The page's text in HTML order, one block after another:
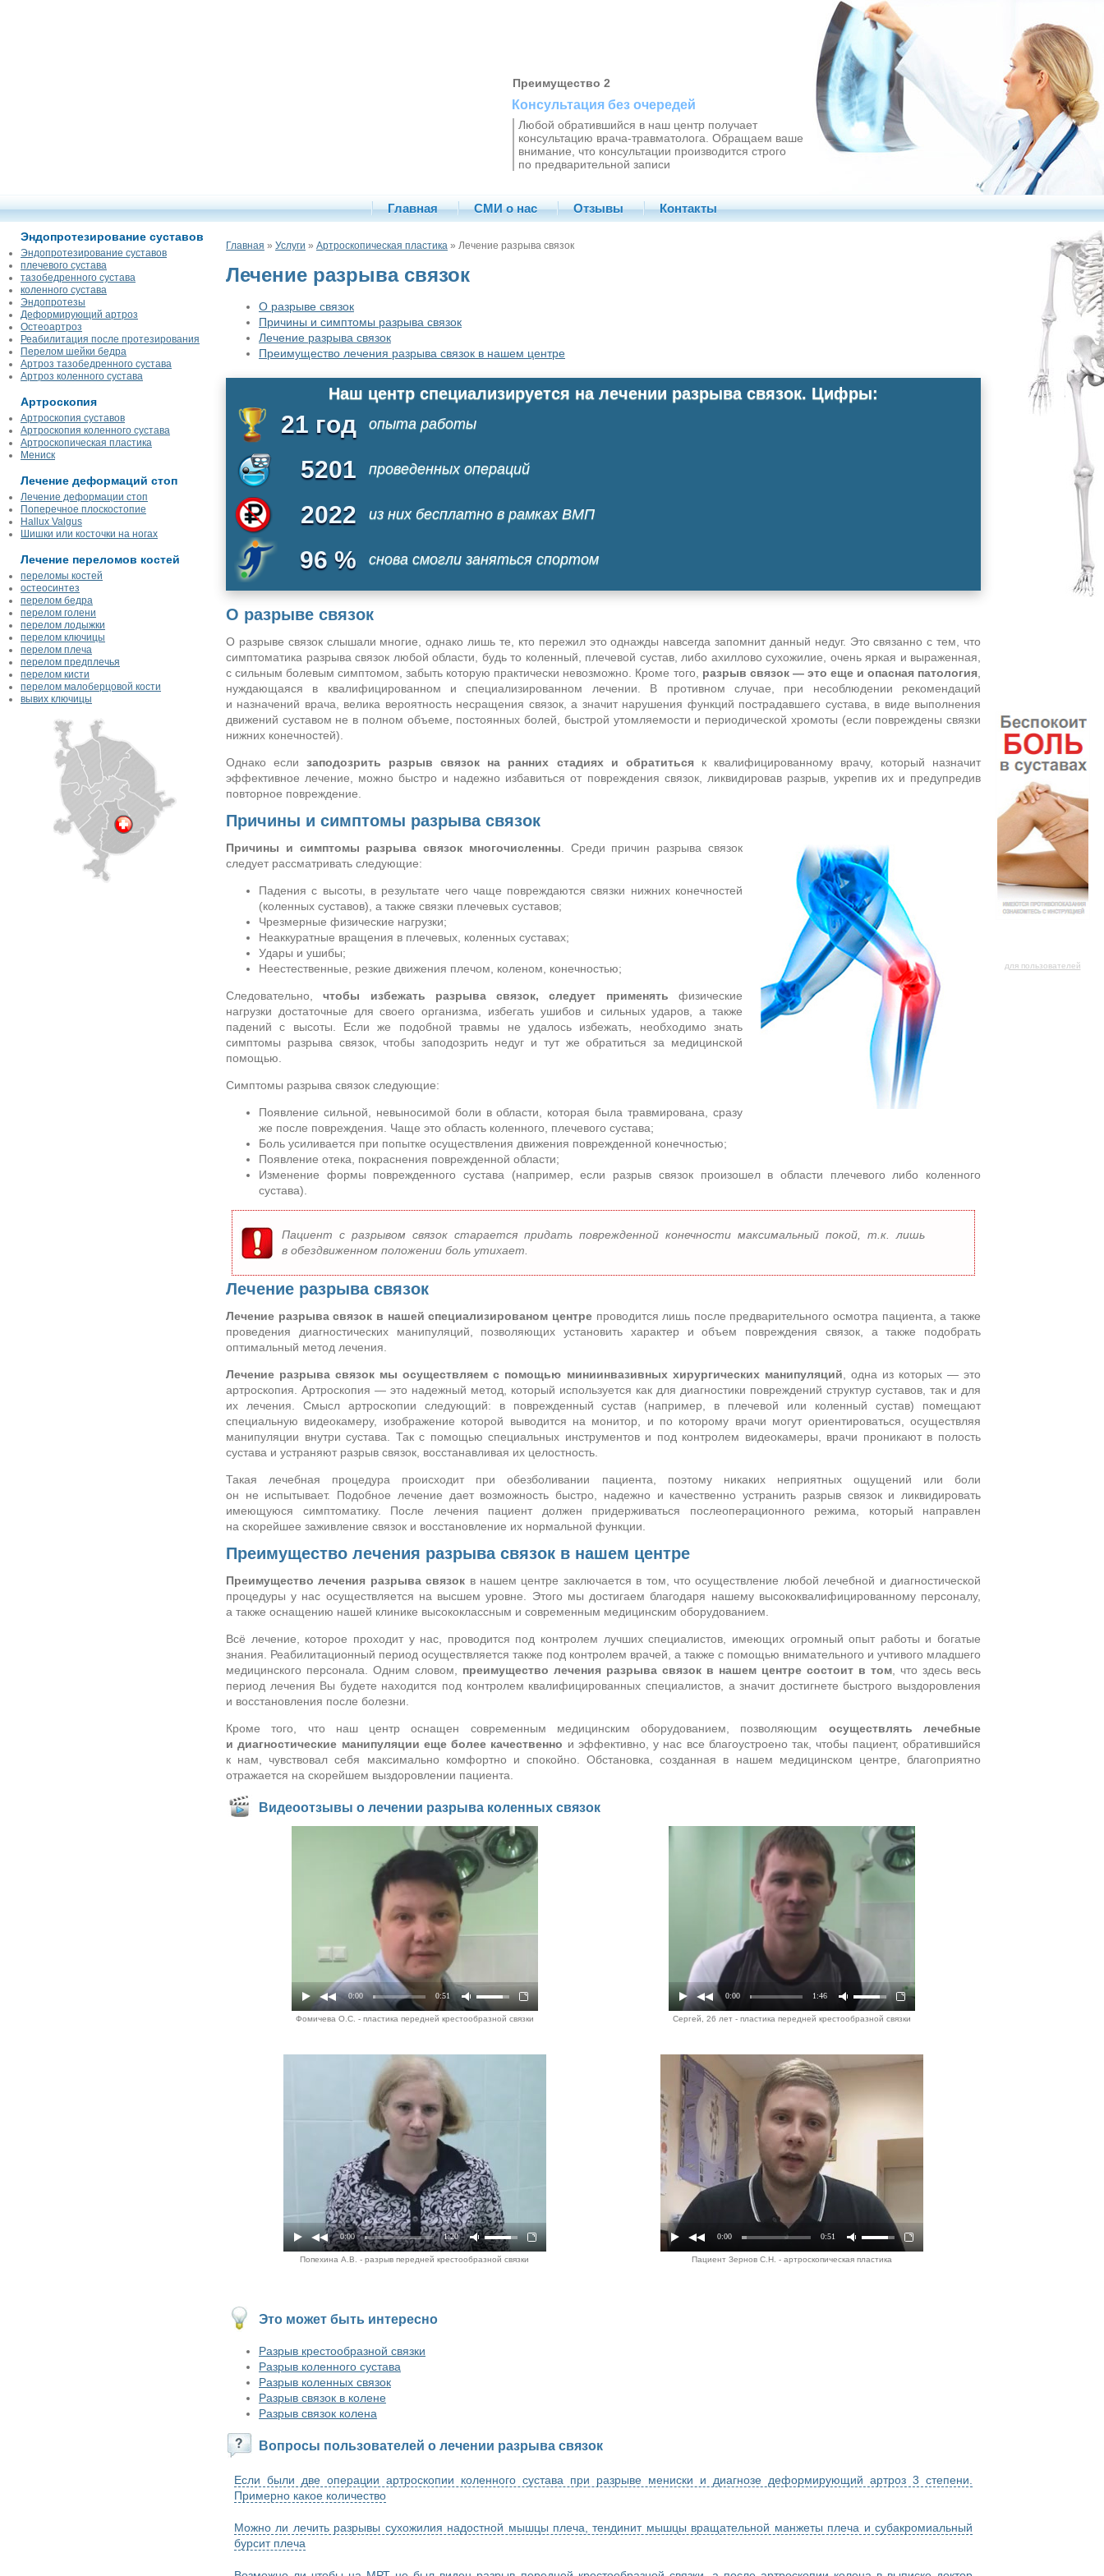
Преимущество 2
Консультация без очередей
Любой обратившийся в наш центр получает
консультацию врача-травматолога. Обращаем ваше
внимание, что консультации производится строго
по предварительной записи
Главная СМИ о нас Отзывы Контакты
Эндопротезирование суставов
Эндопротезирование суставов
плечевого сустава
тазобедренного сустава
коленного сустава
Эндопротезы
Деформирующий артроз
Остеоартроз
Реабилитация после протезирования
Перелом шейки бедра
Артроз тазобедренного сустава
Артроз коленного сустава
Артроскопия
Артроскопия суставов
Артроскопия коленного сустава
Артроскопическая пластика
Мениск
Лечение деформаций стоп
Лечение деформации стоп
Поперечное плоскостопие
Hallux Valgus
Шишки или косточки на ногах
Лечение переломов костей
переломы костей
остеосинтез
перелом бедра
перелом голени
перелом лодыжки
перелом ключицы
перелом плеча
перелом предплечья
перелом кисти
перелом малоберцовой кости
вывих ключицы
для пользователей
Главная » Услуги » Артроскопическая пластика » Лечение разрыва связок
Лечение разрыва связок
О разрыве связок
Причины и симптомы разрыва связок
Лечение разрыва связок
Преимущество лечения разрыва связок в нашем центре
Наш центр специализируется на лечении разрыва связок. Цифры:
21 год опыта работы
5201 проведенных операций
2022 из них бесплатно в рамках ВМП
96 % снова смогли заняться спортом
О разрыве связок
О разрыве связок слышали многие, однако лишь те, кто пережил это однажды навсегда запомнит данный недуг. Это связанно с тем, что
симптоматика разрыва связок любой области, будь то коленный, плечевой сустав, либо ахиллово сухожилие, очень яркая и выраженная,
с сильным болевым симптомом, забыть которую практически невозможно. Кроме того, разрыв связок — это еще и опасная патология
нуждающаяся в квалифицированном и специализированном лечении. В противном случае, при несоблюдении рекомендаций
и назначений врача, велика вероятность несращения связок, а значит нарушения функций пострадавшего сустава, в виде выполнения
движений суставом не в полном объеме, постоянных болей, быстрой утомляемости и периодической хромоты (если повреждены связки
нижних конечностей).
Однако еслизаподозрить разрыв связок на ранних стадиях и обратитьсяк квалифицированному врачу, который назначит
эффективное лечение, можно быстро и надежно избавиться от повреждения связок, ликвидировав разрыв, укрепив их и предупредив
повторное повреждение.
Причины и симптомы разрыва связок
Причины и симптомы разрыва связок многочисленны . Среди причин разрыва связок
следует рассматривать следующие:
Падения с высоты, в результате чего чаще повреждаются связки нижних конечностей
(коленных суставов), а также связки плечевых суставов;
Чрезмерные физические нагрузки;
Неаккуратные вращения в плечевых, коленных суставах;
Удары и ушибы;
Неестественные, резкие движения плечом, коленом, конечностью;
Следовательно,чтобы избежать разрыва связок, следует применять физические
нагрузки достаточные для своего организма, избегать ушибов и сильных ударов, а также
падений с высоты. Если же подобной травмы не удалось избежать, необходимо знать
симптомы разрыва связок, чтобы заподозрить недуг и тут же обратиться за медицинской
помощью.
Симптомы разрыва связок следующие:
Появление сильной, невыносимой боли в области, которая была травмирована, сразу
же после повреждения. Чаще это область коленного, плечевого сустава;
Боль усиливается при попытке осуществления движения поврежденной конечностью;
Появление отека, покраснения поврежденной области;
Изменение формы поврежденного сустава (например, если разрыв связок произошел в области плечевого либо коленного
сустава).
Пациент с разрывом связок старается придать поврежденной конечности максимальный покой, т.к. лишь
в обездвиженном положении боль утихает.
Лечение разрыва связок
Лечение разрыва связок в нашей специализированом центре проводится лишь после предварительного осмотра пациента, а также
проведения диагностических манипуляций, позволяющих установить характер и объем повреждения связок, а также подобрать
оптимальный метод лечения.
Лечение разрыва связок мы осуществляем с помощью миниинвазивных хирургических манипуляций , одна из которых — это
артроскопия. Артроскопия — это надежный метод, который используется как для диагностики повреждений структур суставов, так и для
их лечения. Смысл артроскопии следующий: в поврежденный сустав (например, в плечевой или коленный сустав) помещают
специальную видеокамеру, изображение которой выводится на монитор, и по которому врачи могут ориентироваться, осуществляя
манипуляции внутри сустава. Так с помощью специальных инструментов и под контролем видеокамеры, врачи проникают в полость
сустава и устраняют разрыв связок, восстанавливая их целостность.
Такая лечебная процедура происходит при обезболивании пациента, поэтому никаких неприятных ощущений или боли
он не испытывает. Подобное лечение дает возможность быстро, надежно и качественно устранить разрыв связок и ликвидировать
имеющуюся симптоматику. После лечения пациент должен придерживаться послеоперационного режима, который направлен
на скорейшее заживление связок и восстановление их нормальной функции.
Преимущество лечения разрыва связок в нашем центре
Преимущество лечения разрыва связок в нашем центре заключается в том, что осуществление любой лечебной и диагностической
процедуры у нас осуществляется на высшем уровне. Этого мы достигаем благодаря нашему высококвалифицированному персоналу,
а также оснащению нашей клинике высококлассным и современным медицинским оборудованием.
Всё лечение, которое проходит у нас, проводится под контролем лучших специалистов, имеющих огромный опыт работы и богатые
знания. Реабилитационный период осуществляется также под контролем врачей, а также с помощью внимательного и учтивого младшего
медицинского персонала. Одним словом,
преимущество лечения разрыва связок в нашем центре состоит в том , что здесь весь
период лечения Вы будете находится под контролем квалифицированных специалистов, а значит достигнете быстрого выздоровления
и восстановления после болезни.
Кроме того, что наш центр оснащен современным медицинским оборудованием, позволяющим осуществлять лечебные
и диагностические манипуляции еще более качественно и эффективно, у нас все благоустроено так, чтобы пациент, обратившийся
к нам, чувствовал себя максимально комфортно и спокойно. Обстановка, созданная в нашем медицинском центре, благоприятно
отражается на скорейшем выздоровлении пациента.
Видеоотзывы о лечении разрыва коленных связок
0:00 0:51
Фомичева О.С. - пластика передней крестообразной связки
0:00 1:46
Сергей, 26 лет - пластика передней крестообразной связки
0:00 1:20
Попехина А.В. - разрыв передней крестообразной связки
0:00 0:51
Пациент Зернов С.Н. - артроскопическая пластика
Это может быть интересно
Разрыв крестообразной связки
Разрыв коленного сустава
Разрыв коленных связок
Разрыв связок в колене
Разрыв связок колена
Вопросы пользователей о лечении разрыва связок
Если были две операции артроскопии коленного сустава при разрыве мениски и диагнозе деформирующий артроз 3 степени.
Примерно какое количество
Можно ли лечить разрывы сухожилия надостной мышцы плеча, тендинит мышцы вращательной манжеты плеча и субакромиальный
бурсит плеча